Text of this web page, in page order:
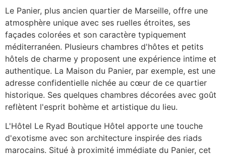
Le Panier, plus ancien quartier de Marseille, offre une
atmosphère unique avec ses ruelles étroites, ses
façades colorées et son caractère typiquement
méditerranéen. Plusieurs chambres d'hôtes et petits
hôtels de charme y proposent une expérience intime et
authentique. La Maison du Panier, par exemple, est une
adresse confidentielle nichée au cœur de ce quartier
historique. Ses quelques chambres décorées avec goût
reflètent l'esprit bohème et artistique du lieu.
L'Hôtel Le Ryad Boutique Hôtel apporte une touche
d'exotisme avec son architecture inspirée des riads
marocains. Situé à proximité immédiate du Panier, cet